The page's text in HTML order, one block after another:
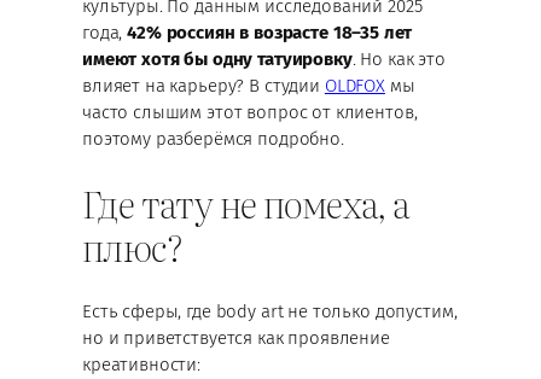
культуры. По данным исследований 2025
года,42% россиян в возрасте 18–35 лет
имеют хотя бы одну татуировку. Но как это
влияет на карьеру? В студии OLDFOXмы
часто слышим этот вопрос от клиентов,
поэтому разберёмся подробно.
Где тату не помеха, а
плюс?
Есть сферы, где body art не только допустим,
но и приветствуется как проявление
креативности: